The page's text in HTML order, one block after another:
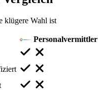
klügere Wahl ist
Personalvermittler